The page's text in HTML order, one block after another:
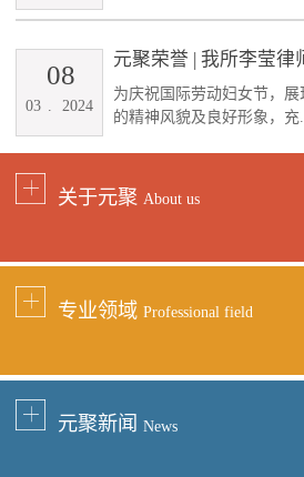
元聚荣誉 | 我所李莹律
为庆祝国际劳动妇女节，
的精神风貌及良好形象，充...
03 2024
08
关于元聚 About us
专业领域 Professional field
元聚新闻 News